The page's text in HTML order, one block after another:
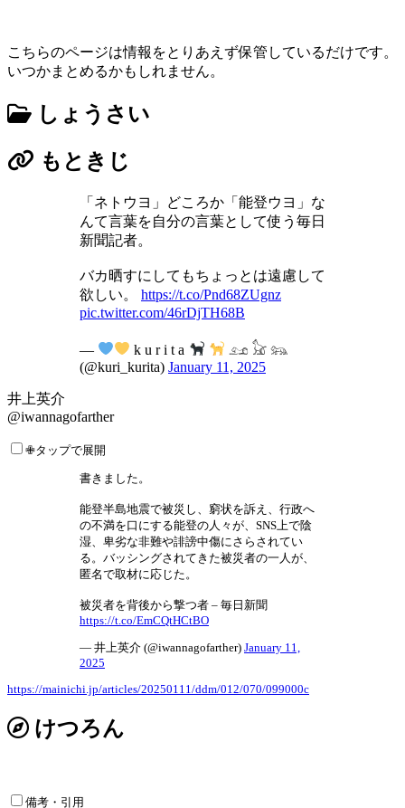
こちらのページは情報をとりあえず保管しているだけです。
いつかまとめるかもしれません。
しょうさい
もときじ
「ネトウヨ」どころか「能登ウヨ」な
んて言葉を自分の言葉として使う毎日
新聞記者。
バカ晒すにしてもちょっとは遠慮して
欲しい。 https://t.co/Pnd68ZUgnz
pic.twitter.com/46rDjTH68B
— k u r i t a
𓃭 𓃠 𓃬
(@kuri_kurita) January 11, 2025
井上英介
@iwannagofarther
✙タップで展開
書きました。
能登半島地震で被災し、窮状を訴え、行政へ
の不満を口にする能登の人々が、SNS上で陰
湿、卑劣な非難や誹謗中傷にさらされてい
る。バッシングされてきた被災者の一人が、
匿名で取材に応じた。
被災者を背後から撃つ者 – 毎日新聞
https://t.co/EmCQtHCtBO
— 井上英介 (@iwannagofarther) January 11,
2025
https://mainichi.jp/articles/20250111/ddm/012/070/099000c
けつろん
備考・引用